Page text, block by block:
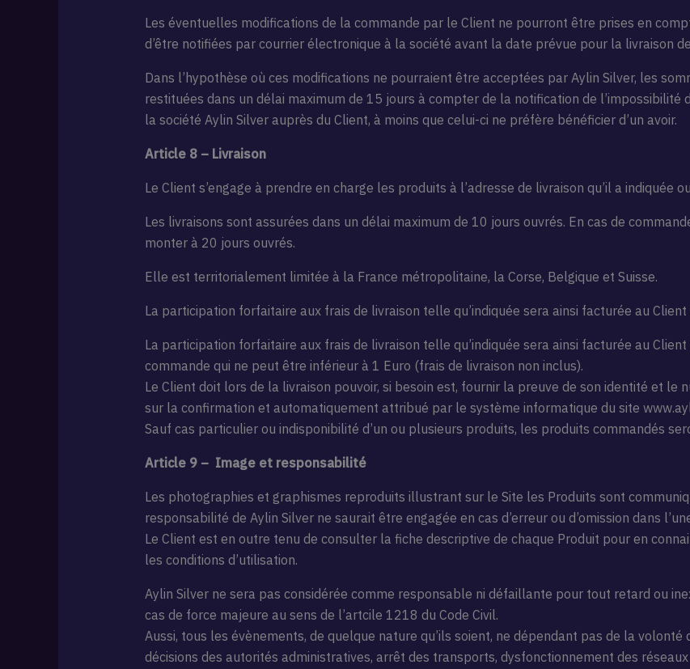
Les éventuelles modifications de la commande par le Client ne pourront être prises en
d’être notifiées par courrier électronique à la société avant la date prévue pour la livraison
Dans l’hypothèse où ces modifications ne pourraient être acceptées par Aylin Silver, les
restituées dans un délai maximum de 15 jours à compter de la notification de
la société Aylin Silver auprès du Client, à moins que celui-ci ne préfère bénéficier d’un avoir.
Article 8 – Livraison
Le Client s’engage à prendre en charge les produits à l’adresse de livraison qu’il a indiquée
Les livraisons sont assurées dans un délai maximum de 10 jours ouvrés. En cas de
monter à 20 jours ouvrés.
Elle est territorialement limitée à la France métropolitaine, la Corse, Belgique et Suisse.
La participation forfaitaire aux frais de livraison telle qu’indiquée sera ainsi facturée au Client
La participation forfaitaire aux frais de livraison telle qu’indiquée sera ainsi facturée au
commande qui ne peut être inférieur à 1 Euro (frais de livraison non inclus).
Le Client doit lors de la livraison pouvoir, si besoin est, fournir la preuve de son identité et le
sur la confirmation et automatiquement attribué par le système informatique du site
Sauf cas particulier ou indisponibilité d’un ou plusieurs produits, les produits commandés
Article 9 – Image et responsabilité
Les photographies et graphismes reproduits illustrant sur le Site les Produits sont
responsabilité de Aylin Silver ne saurait être engagée en cas d’erreur ou d’omission dans
Le Client est en outre tenu de consulter la fiche descriptive de chaque Produit pour en
les conditions d’utilisation.
Aylin Silver ne sera pas considérée comme responsable ni défaillante pour tout retard ou
cas de force majeure au sens de l’artcile 1218 du Code Civil.
Aussi, tous les évènements, de quelque nature qu’ils soient, ne dépendant pas de la
décisions des autorités administratives, arrêt des transports, dysfonctionnement des